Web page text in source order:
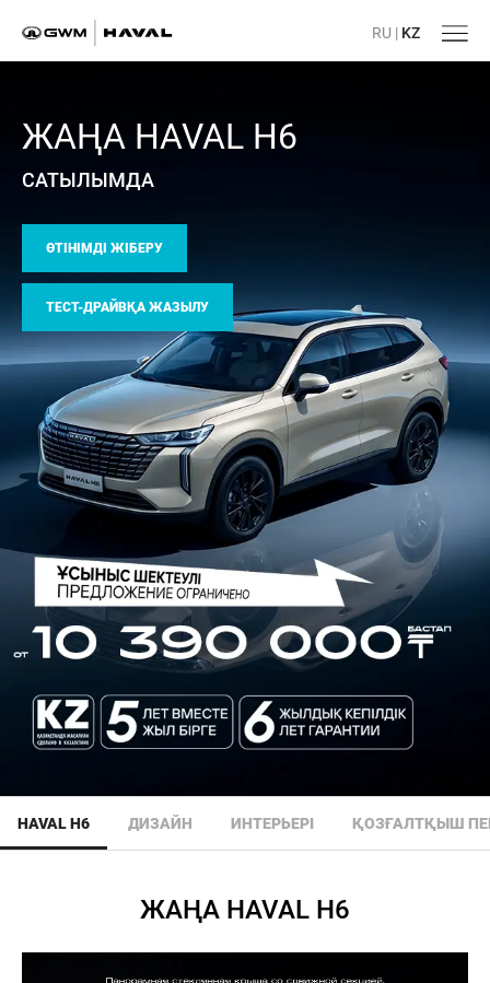
RU | KZ
ЖАҢА HAVAL H6
САТЫЛЫМДА
ӨТІНІМДІ ЖІБЕРУ
ТЕСТ-ДРАЙВҚА ЖАЗЫЛУ
HAVAL H6 ДИЗАЙН ИНТЕРЬЕРІ ҚОЗҒАЛТҚЫШ
ЖАҢА HAVAL H6